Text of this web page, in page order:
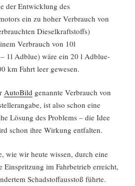
der Entwicklung des
ein zu hoher Verbrauch von
Dieselkraftstoffs)
Verbrauch von 10l
1l Adblue) wäre ein 20 l Adblue-
km Fahrt leer gewesen.
AutoBild genannte Verbrauch von
ist also schon eine
Lösung des Problems – die Idee
schon ihre Wirkung entfalten.
wie wir heute wissen, durch eine
Einspritzung im Fahrbetrieb erreicht,
Schadstoffausstoß führte.